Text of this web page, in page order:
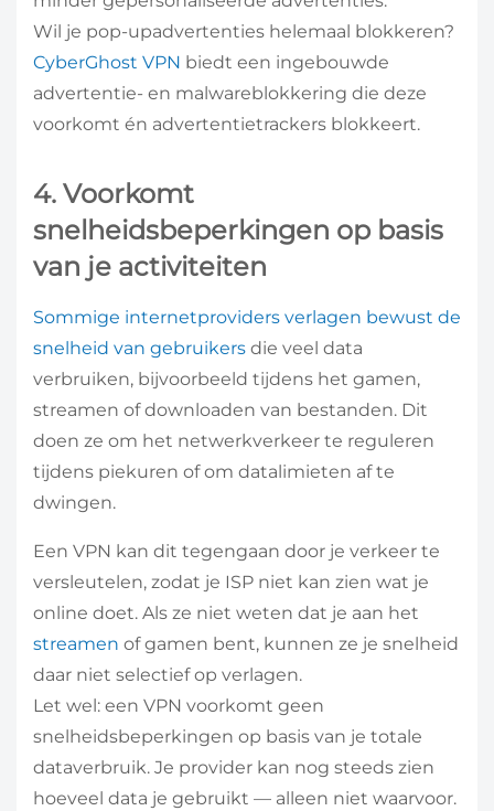
Wil je pop-upadvertenties helemaal blokkeren?
CyberGhost VPN biedt een ingebouwde
advertentie- en malwareblokkering die deze
voorkomt én advertentietrackers blokkeert.
4. Voorkomt
snelheidsbeperkingen op basis
van je activiteiten
Sommige internetproviders verlagen bewust de
snelheid van gebruikers die veel data
verbruiken, bijvoorbeeld tijdens het gamen,
streamen of downloaden van bestanden. Dit
doen ze om het netwerkverkeer te reguleren
tijdens piekuren of om datalimieten af te
dwingen.
Een VPN kan dit tegengaan door je verkeer te
versleutelen, zodat je ISP niet kan zien wat je
online doet. Als ze niet weten dat je aan het
streamen of gamen bent, kunnen ze je snelheid
daar niet selectief op verlagen.
Let wel: een VPN voorkomt geen
snelheidsbeperkingen op basis van je totale
dataverbruik. Je provider kan nog steeds zien
hoeveel data je gebruikt — alleen niet waarvoor.